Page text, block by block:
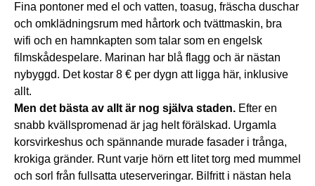
Fina pontoner med el och vatten, toasug, fräscha duschar
och omklädningsrum med hårtork och tvättmaskin, bra
wifi och en hamnkapten som talar som en engelsk
filmskådespelare. Marinan har blå flagg och är nästan
nybyggd. Det kostar 8 € per dygn att ligga här, inklusive
allt.
Men det bästa av allt är nog själva staden. Efter en
snabb kvällspromenad är jag helt förälskad. Urgamla
korsvirkeshus och spännande murade fasader i trånga,
krokiga gränder. Runt varje hörn ett litet torg med mummel
och sorl från fullsatta uteserveringar. Bilfritt i nästan hela